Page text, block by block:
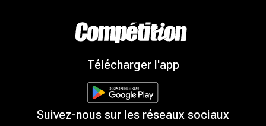
Télécharger l'app
Suivez-nous sur les réseaux sociaux